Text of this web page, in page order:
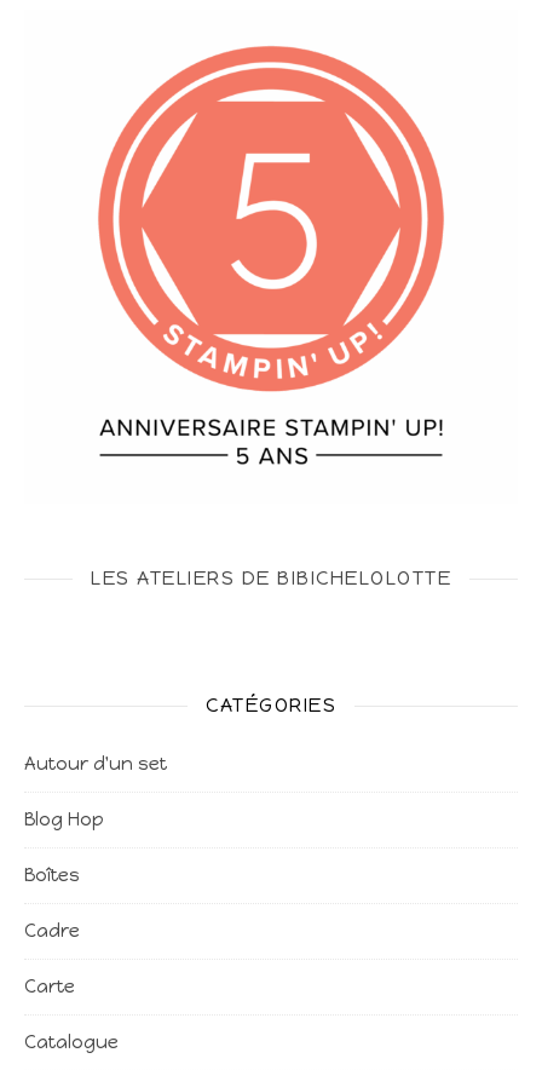
LES ATELIERS DE BIBICHELOLOTTE
CATÉGORIES
Autour d'un set
Blog Hop
Boîtes
Cadre
Carte
Catalogue